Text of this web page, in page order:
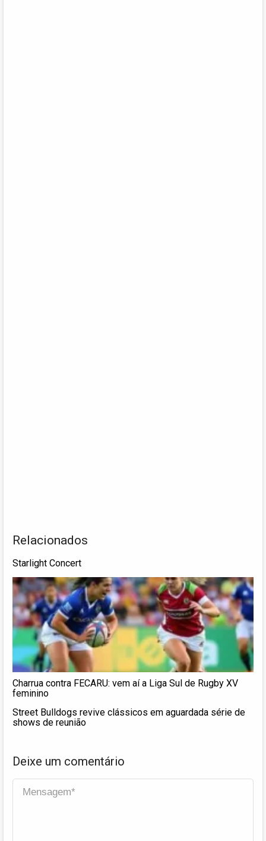
Relacionados
Starlight Concert
Charrua contra FECARU: vem aí a Liga Sul de Rugby XV
feminino
Street Bulldogs revive clássicos em aguardada série de
shows de reunião
Deixe um comentário